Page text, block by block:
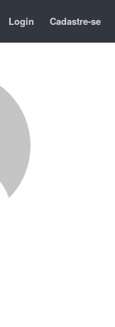
Login Cadastre-se